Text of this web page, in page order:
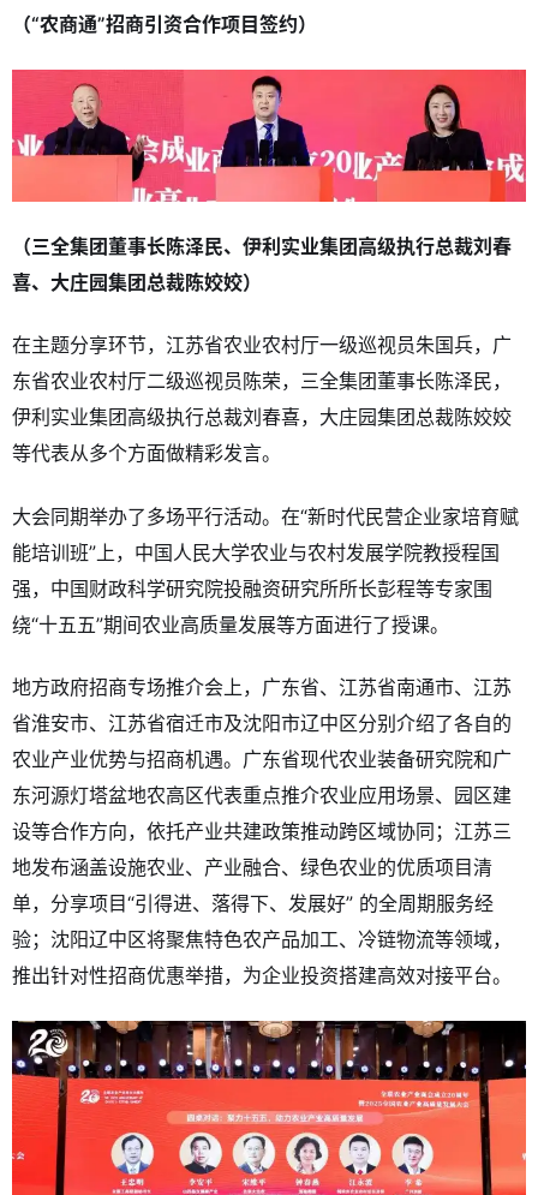
（“农商通”招商引资合作项目签约）
（三全集团董事长陈泽民、伊利实业集团高级执行总裁刘春
喜、大庄园集团总裁陈姣姣）
在主题分享环节，江苏省农业农村厅一级巡视员朱国兵，广
东省农业农村厅二级巡视员陈荣，三全集团董事长陈泽民，
伊利实业集团高级执行总裁刘春喜，大庄园集团总裁陈姣姣
等代表从多个方面做精彩发言。
大会同期举办了多场平行活动。在“新时代民营企业家培育赋
能培训班”上，中国人民大学农业与农村发展学院教授程国
强，中国财政科学研究院投融资研究所所长彭程等专家围
绕“十五五”期间农业高质量发展等方面进行了授课。
地方政府招商专场推介会上，广东省、江苏省南通市、江苏
省淮安市、江苏省宿迁市及沈阳市辽中区分别介绍了各自的
农业产业优势与招商机遇。广东省现代农业装备研究院和广
东河源灯塔盆地农高区代表重点推介农业应用场景、园区建
设等合作方向，依托产业共建政策推动跨区域协同；江苏三
地发布涵盖设施农业、产业融合、绿色农业的优质项目清
单，分享项目“引得进、落得下、发展好” 的全周期服务经
验；沈阳辽中区将聚焦特色农产品加工、冷链物流等领域，
推出针对性招商优惠举措，为企业投资搭建高效对接平台。